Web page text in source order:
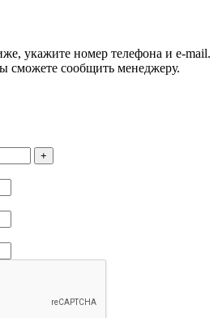
укажите номер телефона и e-mail.
сможете сообщить менеджеру.
+